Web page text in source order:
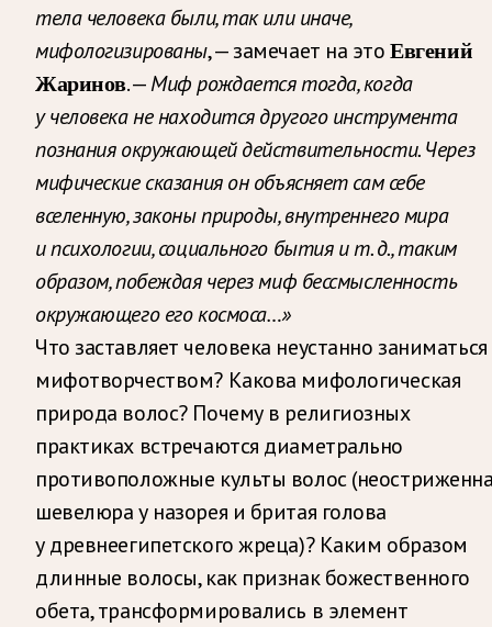
тела человека были, так или иначе,
мифологизированы, — замечает на этоЕвгений
Жаринов. —Миф рождается тогда, когда
у человека не находится другого инструмента
познания окружающей действительности. Через
мифические сказания он объясняет сам себе
вселенную, законы природы, внутреннего мира
и психологии, социального бытия и т. д., таким
образом, побеждая через миф бессмысленность
окружающего его космоса…»
Что заставляет человека неустанно заниматься
мифотворчеством? Какова мифологическая
природа волос? Почему в религиозных
практиках встречаются диаметрально
противоположные культы волос
шевелюра у назорея и бритая голова
у древнеегипетского жреца)? Каким образом
длинные волосы, как признак божественного
обета, трансформировались в элемент